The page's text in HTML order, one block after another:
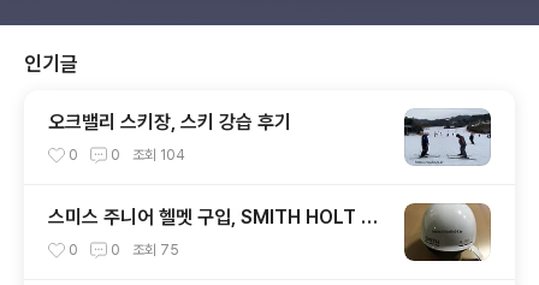
인기글
오크밸리 스키장, 스키 강습 후기
0 0 조회 104
스미스 주니어 헬멧 구입, SMITH HOLT JR
1920
0 0 조회 75